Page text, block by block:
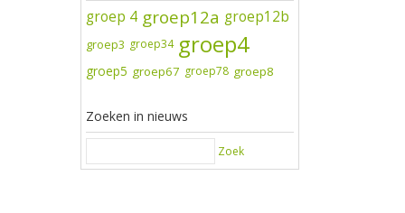
groep 4 groep12a groep12b
groep3 groep34 groep4
groep5 groep67 groep78 groep8
Zoeken in nieuws
Zoek